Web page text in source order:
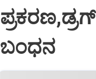
ಬಂಧನ